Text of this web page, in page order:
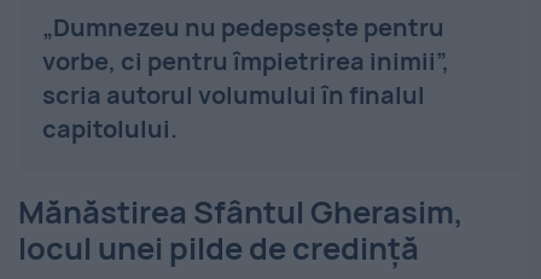
„Dumnezeu nu pedepsește pentru
vorbe, ci pentru împietrirea inimii”,
scria autorul volumului în finalul
capitolului.
Mănăstirea Sfântul Gherasim,
locul unei pilde de credință